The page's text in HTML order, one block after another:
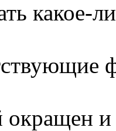
какое-
окращен